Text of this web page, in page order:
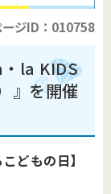
ジID：010758
la KIDS
』を開催
どもの日】